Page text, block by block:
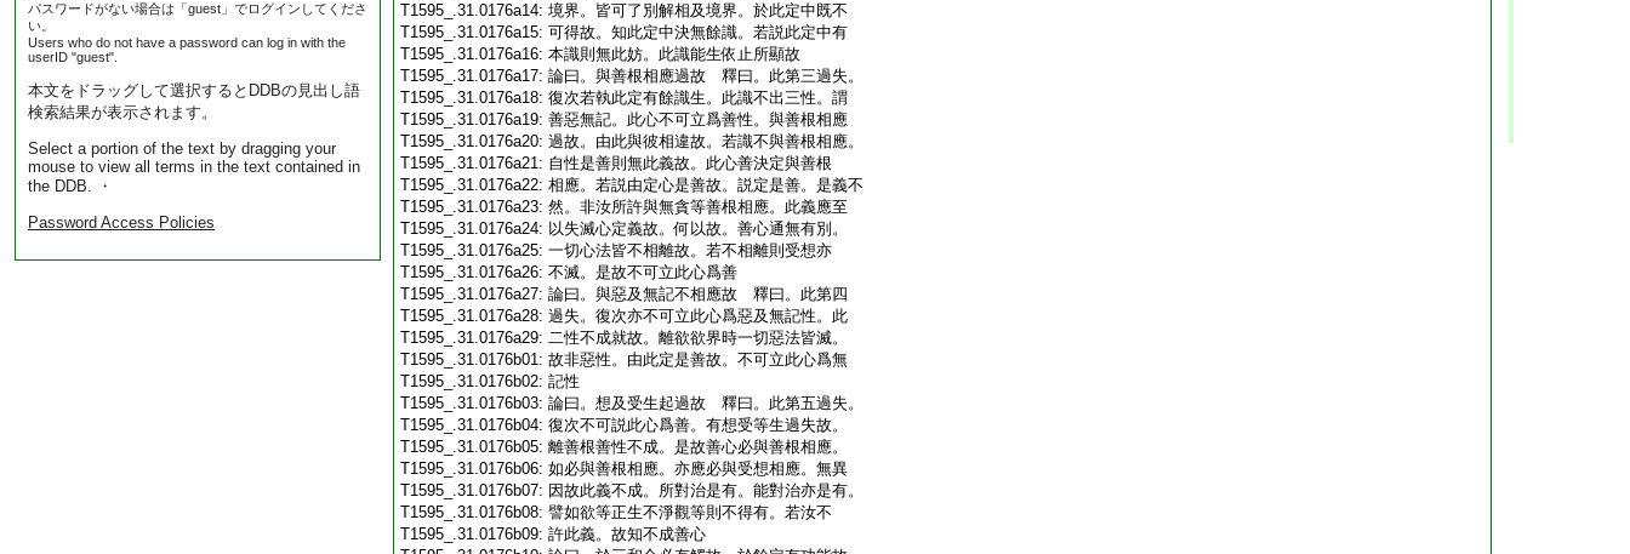
パスワードがない場合は「guest」でログインしてくださ
い。
Users who do not have a password can log in with the
userID "guest".
本文をドラッグして選択するとDDBの見出し語
検索結果が表示されます。
Select a portion of the text by dragging your
mouse to view all terms in the text contained in
the DDB. ・
Password Access Policies
T1595_.31.0176a14: 境界。皆可了別解相及境界。於此定中既不
T1595_.31.0176a15: 可得故。知此定中決無餘識。若説此定中有
T1595_.31.0176a16: 本識則無此妨。此識能生依止所顯故
T1595_.31.0176a17: 論曰。與善根相應過故 釋曰。此第三過失。
T1595_.31.0176a18: 復次若執此定有餘識生。此識不出三性。謂
T1595_.31.0176a19: 善惡無記。此心不可立爲善性。與善根相應
T1595_.31.0176a20: 過故。由此與彼相違故。若識不與善根相應。
T1595_.31.0176a21: 自性是善則無此義故。此心善決定與善根
T1595_.31.0176a22: 相應。若説由定心是善故。説定是善。是義不
T1595_.31.0176a23: 然。非汝所許與無貪等善根相應。此義應至
T1595_.31.0176a24: 以失滅心定義故。何以故。善心通無有別。
T1595_.31.0176a25: 一切心法皆不相離故。若不相離則受想亦
T1595_.31.0176a26: 不滅。是故不可立此心爲善
T1595_.31.0176a27: 論曰。與惡及無記不相應故 釋曰。此第四
T1595_.31.0176a28: 過失。復次亦不可立此心爲惡及無記性。此
T1595_.31.0176a29: 二性不成就故。離欲欲界時一切惡法皆滅。
T1595_.31.0176b01: 故非惡性。由此定是善故。不可立此心爲無
T1595_.31.0176b02: 記性
T1595_.31.0176b03: 論曰。想及受生起過故 釋曰。此第五過失。
T1595_.31.0176b04: 復次不可説此心爲善。有想受等生過失故。
T1595_.31.0176b05: 離善根善性不成。是故善心必與善根相應。
T1595_.31.0176b06: 如必與善根相應。亦應必與受想相應。無異
T1595_.31.0176b07: 因故此義不成。所對治是有。能對治亦是有。
T1595_.31.0176b08: 譬如欲等正生不淨觀等則不得有。若汝不
T1595_.31.0176b09: 許此義。故知不成善心